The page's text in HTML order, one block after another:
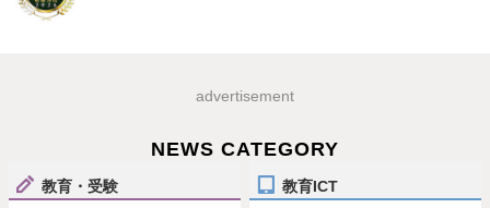
advertisement
NEWS CATEGORY
教育・受験 教育ICT